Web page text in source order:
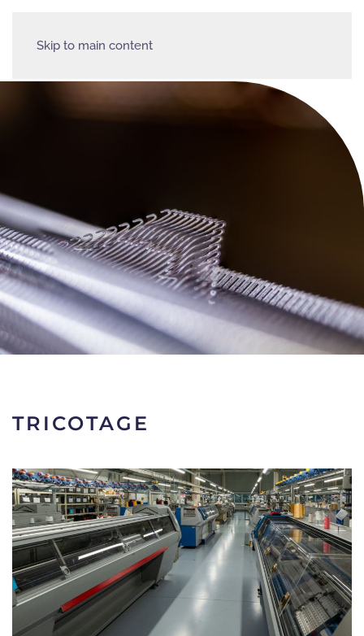
Skip to main content
TRICOTAGE